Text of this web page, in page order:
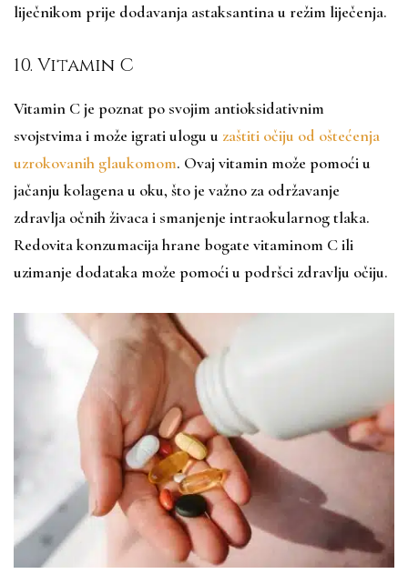
liječnikom prije dodavanja astaksantina u režim liječenja.
10. Vitamin C
Vitamin C je poznat po svojim antioksidativnim
svojstvima i može igrati ulogu u zaštiti očiju od oštećenja
uzrokovanih glaukomom. Ovaj vitamin može pomoći u
jačanju kolagena u oku, što je važno za održavanje
zdravlja očnih živaca i smanjenje intraokularnog tlaka.
Redovita konzumacija hrane bogate vitaminom C ili
uzimanje dodataka može pomoći u podršci zdravlju očiju.